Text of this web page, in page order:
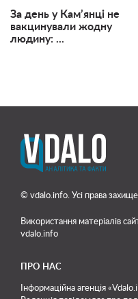
За день у Кам’янці не
вакцинували жодну
людину: ...
© vdalo.info. Усі права
Використання матеріалів
vdalo.info
ПРО НАС
Інформаційна агенція